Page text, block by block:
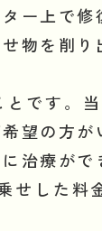
ー上で
物を削
です。
望の方
治療が
せした料